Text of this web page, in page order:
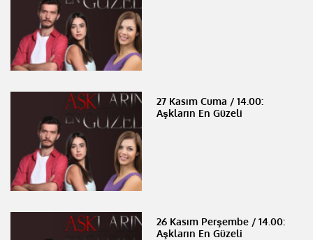
27 Kasım Cuma / 14.00:
Aşkların En Güzeli
26 Kasım Perşembe / 14.00:
Aşkların En Güzeli